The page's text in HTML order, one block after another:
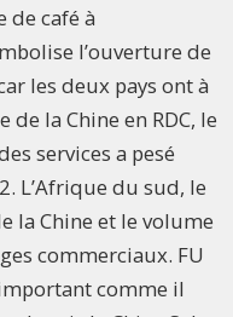
de café à
l’ouverture de
les deux pays ont à
la Chine en RDC, le
services a pesé
L’Afrique du sud, le
la Chine et le volume
commerciaux. FU
comme il